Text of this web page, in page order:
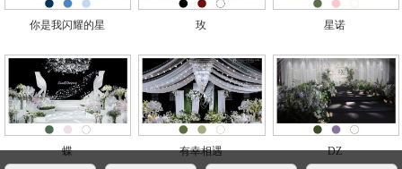
你是我闪耀的星 玫 星诺
蝶 有幸相遇 DZ